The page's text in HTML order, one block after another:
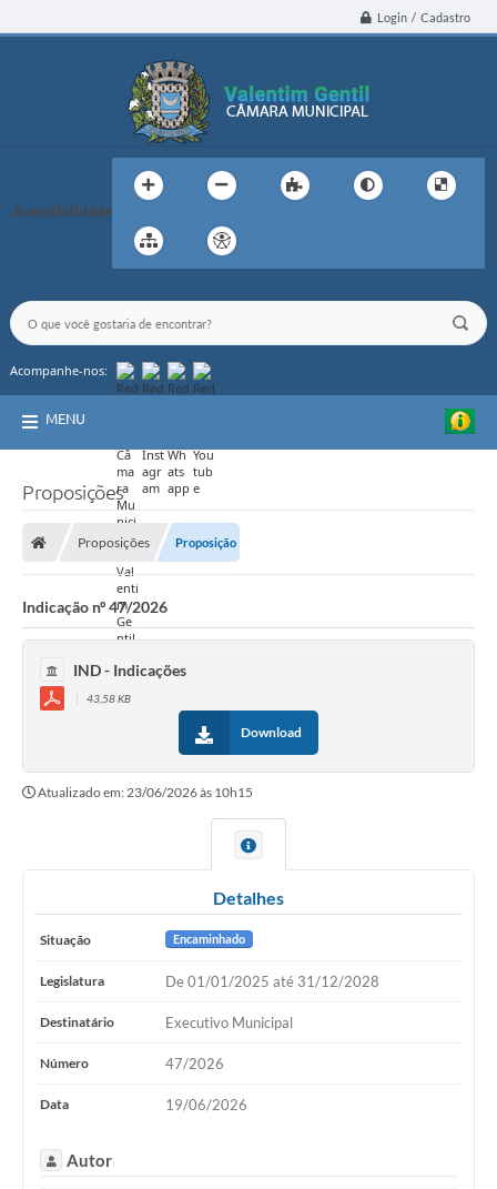
Login / Cadastro
Acessibilidade
Acompanhe-nos:
MENU
Proposições
Proposições Proposição
Indicação nº 47/2026
IND - Indicações
43,58 KB
Download
Atualizado em: 23/06/2026 às 10h15
Detalhes
Situação Encaminhado
Legislatura De 01/01/2025 até 31/12/2028
Destinatário Executivo Municipal
Número 47/2026
Data 19/06/2026
Autor